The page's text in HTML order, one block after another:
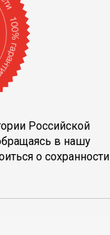
Российской
в нашу
о сохранности